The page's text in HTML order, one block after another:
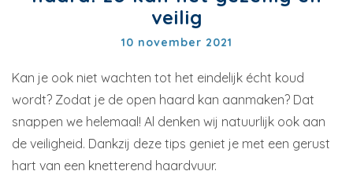
veilig
10 november 2021
Kan je ook niet wachten tot het eindelijk écht koud
wordt? Zodat je de open haard kan aanmaken? Dat
snappen we helemaal! Al denken wij natuurlijk ook aan
de veiligheid. Dankzij deze tips geniet je met een gerust
hart van een knetterend haardvuur.